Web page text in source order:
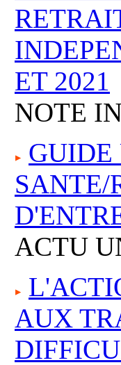
ET 2021
NOTE
GUIDE
SANTE/
ACTU
AUX